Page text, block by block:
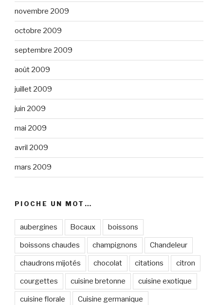
novembre 2009
octobre 2009
septembre 2009
août 2009
juillet 2009
juin 2009
mai 2009
avril 2009
mars 2009
PIOCHE UN MOT…
aubergines Bocaux boissons
boissons chaudes champignons Chandeleur
chaudrons mijotés chocolat citations citron
courgettes cuisine bretonne cuisine exotique
cuisine florale Cuisine germanique